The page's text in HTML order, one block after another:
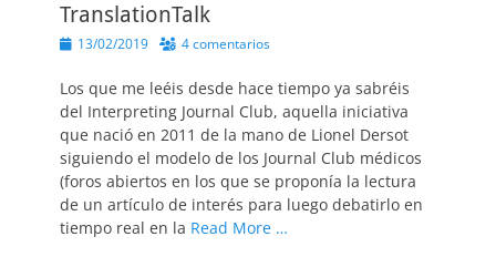
TranslationTalk
Publicado
13/02/2019 4 comentarios
Los que me leéis desde hace tiempo ya sabréis
del Interpreting Journal Club, aquella iniciativa
que nació en 2011 de la mano de Lionel Dersot
siguiendo el modelo de los Journal Club médicos
(foros abiertos en los que se proponía la lectura
de un artículo de interés para luego debatirlo en
tiempo real en la Read More …